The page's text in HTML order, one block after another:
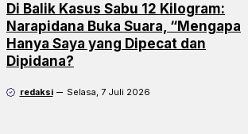
Di Balik Kasus Sabu 12 Kilogram:
Narapidana Buka Suara, “Mengapa
Hanya Saya yang Dipecat dan
Dipidana?
redaksi Selasa, 7 Juli 2026